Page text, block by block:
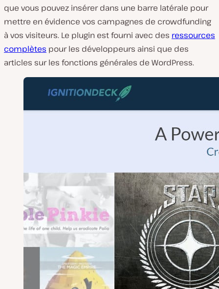
que vous pouvez insérer dans une barre latérale pour
mettre en évidence vos campagnes de crowdfunding
à vos visiteurs. Le plugin est fourni avec des ressources
complètes pour les développeurs ainsi que des
articles sur les fonctions générales de WordPress.